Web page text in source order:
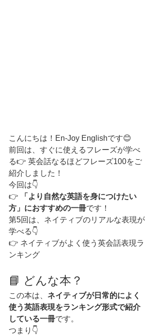
こんにちは！En-Joy Englishです😊
前回は、すぐに使えるフレーズが学べ
る👉 英会話なるほどフレーズ100をご
紹介しました！
今回は👇
👉
「より自然な英語を身につけたい
方」におすすめの一冊です！
第5回は、ネイティブのリアルな表現が
学べる👇
👉 ネイティブがよく使う英会話表現ラ
ンキング
📘 どんな本？
この本は、 ネイティブが日常的によく
使う英語表現をランキング形式で紹介
している一冊です。
つまり👇